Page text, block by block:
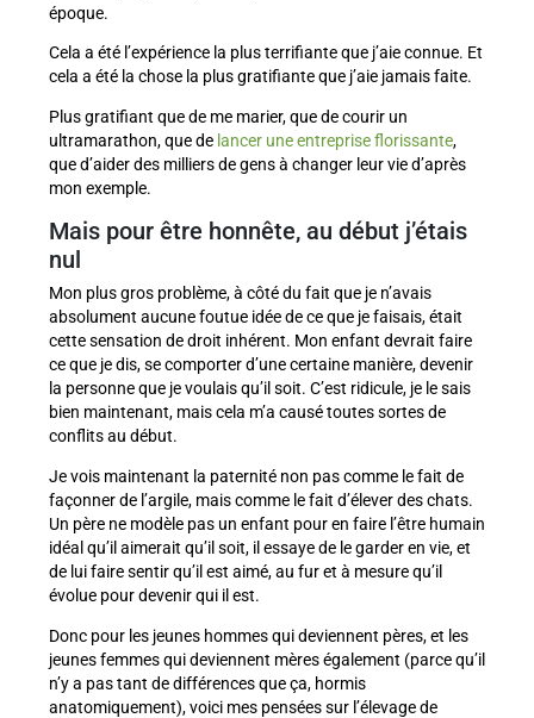
époque.
Cela a été l’expérience la plus terrifiante que j’aie connue. Et
cela a été la chose la plus gratifiante que j’aie jamais faite.
Plus gratifiant que de me marier, que de courir un
ultramarathon, que de lancer une entreprise florissante,
que d’aider des milliers de gens à changer leur vie d’après
mon exemple.
Mais pour être honnête, au début j’étais
nul
Mon plus gros problème, à côté du fait que je n’avais
absolument aucune foutue idée de ce que je faisais, était
cette sensation de droit inhérent. Mon enfant devrait faire
ce que je dis, se comporter d’une certaine manière, devenir
la personne que je voulais qu’il soit. C’est ridicule, je le sais
bien maintenant, mais cela m’a causé toutes sortes de
conflits au début.
Je vois maintenant la paternité non pas comme le fait de
façonner de l’argile, mais comme le fait d’élever des chats.
Un père ne modèle pas un enfant pour en faire l’être humain
idéal qu’il aimerait qu’il soit, il essaye de le garder en vie, et
de lui faire sentir qu’il est aimé, au fur et à mesure qu’il
évolue pour devenir qui il est.
Donc pour les jeunes hommes qui deviennent pères, et les
jeunes femmes qui deviennent mères également (parce qu’il
n’y a pas tant de différences que ça, hormis
anatomiquement), voici mes pensées sur l’élevage de